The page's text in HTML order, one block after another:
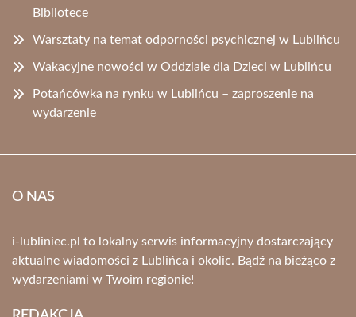
Bibliotece
Warsztaty na temat odporności psychicznej w Lublińcu
Wakacyjne nowości w Oddziale dla Dzieci w Lublińcu
Potańcówka na rynku w Lublińcu – zaproszenie na
wydarzenie
O NAS
i-lubliniec.pl to lokalny serwis informacyjny dostarczający
aktualne wiadomości z Lublińca i okolic. Bądź na bieżąco z
wydarzeniami w Twoim regionie!